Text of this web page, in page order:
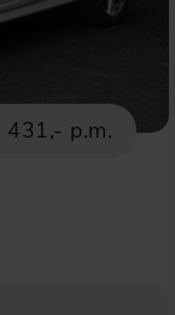
431,- p.m.